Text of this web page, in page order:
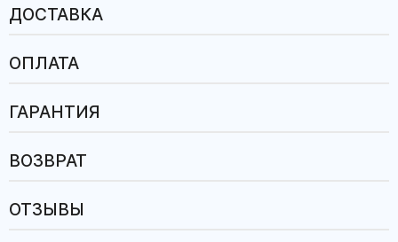
ДОСТАВКА
ОПЛАТА
ГАРАНТИЯ
ВОЗВРАТ
ОТЗЫВЫ